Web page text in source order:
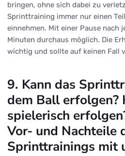
bringen, ohne sich dabei zu
Sprinttraining immer nur einen
einnehmen. Mit einer Pause nach
Minuten durchaus möglich. Die
wichtig und sollte auf keinen Fall
9. Kann das
dem Ball erfolgen?
spielerisch
Vor- und Nachteile
Sprinttrainings mit